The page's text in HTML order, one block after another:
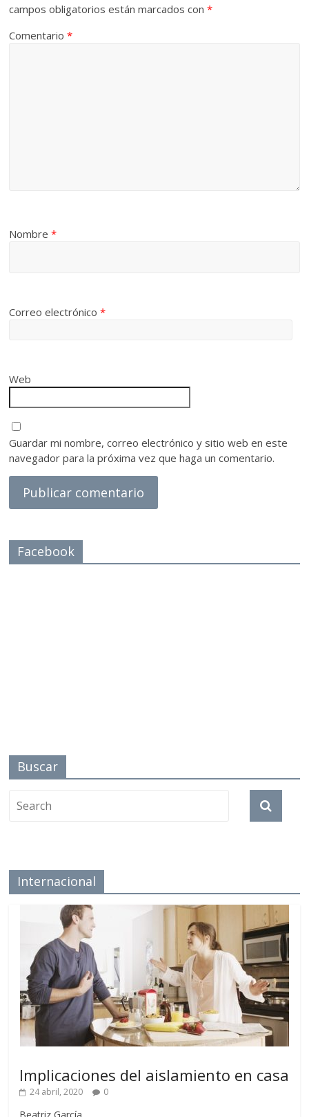
campos obligatorios están marcados con*
Comentario*
Nombre*
Correo electrónico*
Web
Guardar mi nombre, correo electrónico y sitio web en este
navegador para la próxima vez que haga un comentario.
Facebook
Buscar
Internacional
Implicaciones del aislamiento en casa
24 abril, 2020 0